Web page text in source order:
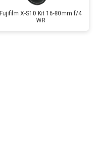
Fujifilm X-S10 Kit 16-80mm f/4
WR